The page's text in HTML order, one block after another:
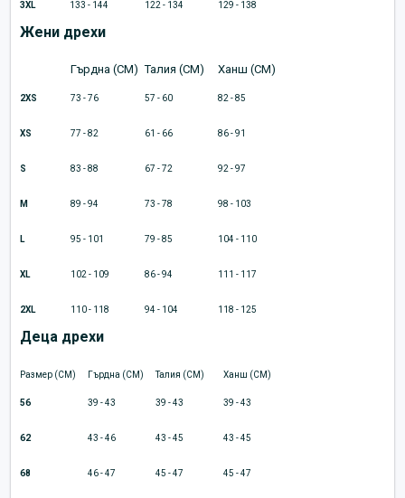
3XL 133 - 144 122 - 134 129 - 138
Жени дрехи
Гърдна (CM) Талия (CM) Ханш (CM)
2XS 73 - 76 57 - 60 82 - 85
XS 77 - 82 61 - 66 86 - 91
S 83 - 88 67 - 72 92 - 97
M 89 - 94 73 - 78 98 - 103
L 95 - 101 79 - 85 104 - 110
XL 102 - 109 86 - 94 111 - 117
2XL 110 - 118 94 - 104 118 - 125
Деца дрехи
Размер (CM) Гърдна (CM) Талия (CM) Ханш (CM)
56 39 - 43 39 - 43 39 - 43
62 43 - 46 43 - 45 43 - 45
68 46 - 47 45 - 47 45 - 47